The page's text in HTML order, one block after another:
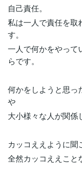
自己責任。
私は一人で責任を取
す。
一人で何かをやって
らです。
何かをしようと思っ
や
大小様々な人が関係
カッコええように
全然カッコええこと